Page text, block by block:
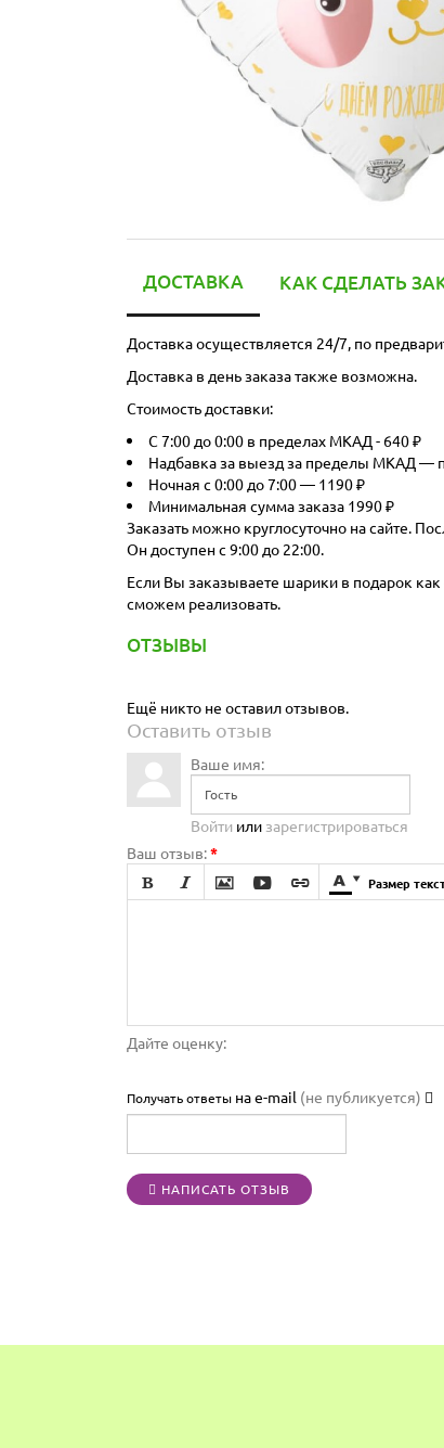
ДОСТАВКА КАК СДЕЛАТЬ
Доставка осуществляется 24/7, по
Доставка в день заказа также возможна.
Стоимость доставки:
С 7:00 до 0:00 в пределах МКАД - 640 ₽
Надбавка за выезд за пределы МКАД —
Ночная с 0:00 до 7:00 — 1190 ₽
Минимальная сумма заказа 1990 ₽
Заказать можно круглосуточно на сайте.
Он доступен с 9:00 до 22:00.
Если Вы заказываете шарики в подарок
сможем реализовать.
ОТЗЫВЫ
Ещё никто не оставил отзывов.
Оставить отзыв
Ваше имя:
Войти или зарегистрироваться
Ваш отзыв:*

      Размер
Дайте оценку:
Получать ответы на e-mail (не публикуется)
НАПИСАТЬ ОТЗЫВ